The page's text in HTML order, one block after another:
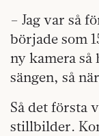
– Jag var så
började som
ny kamera så
sängen, så
Så det första
stillbilder.